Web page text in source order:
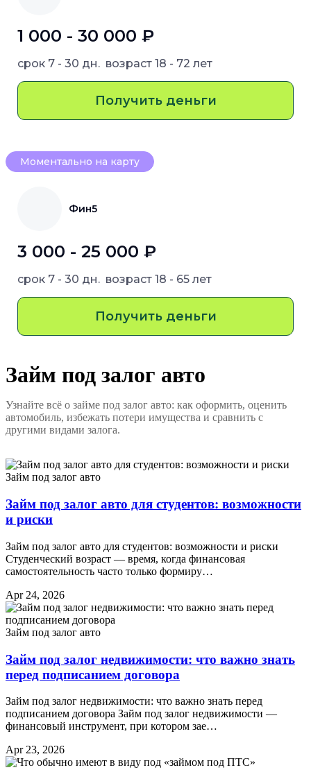
1 000 - 30 000 ₽
срок 7 - 30 дн. возраст 18 - 72 лет
Получить деньги
Моментально на карту
Фин5
3 000 - 25 000 ₽
срок 7 - 30 дн. возраст 18 - 65 лет
Получить деньги
Займ под залог авто
Узнайте всё о займе под залог авто: как оформить, оценить
автомобиль, избежать потери имущества и сравнить с
другими видами залога.
Займ под залог авто
Займ под залог авто для студентов: возможности
и риски
Займ под залог авто для студентов: возможности и риски
Студенческий возраст — время, когда финансовая
самостоятельность часто только формиру…
Apr 24, 2026
Займ под залог авто
Займ под залог недвижимости: что важно знать
перед подписанием договора
Займ под залог недвижимости: что важно знать перед
подписанием договора Займ под залог недвижимости —
финансовый инструмент, при котором зае…
Apr 23, 2026